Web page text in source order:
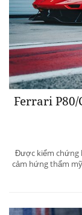
Ferrari
Được kiểm chứng
cảm hứng thẩm